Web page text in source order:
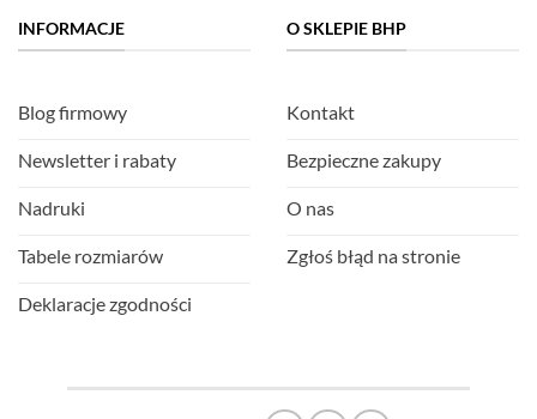
INFORMACJE
Blog firmowy
Newsletter i rabaty
Nadruki
Tabele rozmiarów
Deklaracje zgodności
O SKLEPIE BHP
Kontakt
Bezpieczne zakupy
O nas
Zgłoś błąd na stronie